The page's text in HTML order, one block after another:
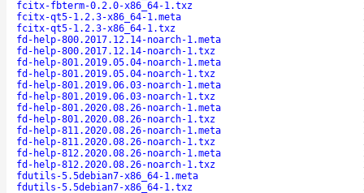
fcitx-fbterm-0.2.0-x86_64-1.txz
fcitx-qt5-1.2.3-x86_64-1.meta
fcitx-qt5-1.2.3-x86_64-1.txz
fd-help-800.2017.12.14-noarch-1.meta
fd-help-800.2017.12.14-noarch-1.txz
fd-help-801.2019.05.04-noarch-1.meta
fd-help-801.2019.05.04-noarch-1.txz
fd-help-801.2019.06.03-noarch-1.meta
fd-help-801.2019.06.03-noarch-1.txz
fd-help-801.2020.08.26-noarch-1.meta
fd-help-801.2020.08.26-noarch-1.txz
fd-help-811.2020.08.26-noarch-1.meta
fd-help-811.2020.08.26-noarch-1.txz
fd-help-812.2020.08.26-noarch-1.meta
fd-help-812.2020.08.26-noarch-1.txz
fdutils-5.5debian7-x86_64-1.meta
fdutils-5.5debian7-x86_64-1.txz